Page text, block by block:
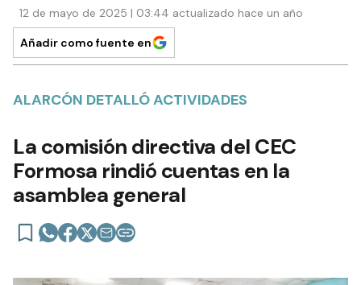
12 de mayo de 2025 | 03:44 actualizado hace un año
Añadir como fuente en
ALARCÓN DETALLÓ ACTIVIDADES
La comisión directiva del CEC
Formosa rindió cuentas en la
asamblea general